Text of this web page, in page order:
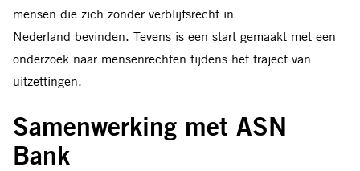
mensen die zich zonder verblijfsrecht in
Nederland bevinden. Tevens is een start gemaakt met een
onderzoek naar mensenrechten tijdens het traject van
uitzettingen.
Samenwerking met ASN
Bank